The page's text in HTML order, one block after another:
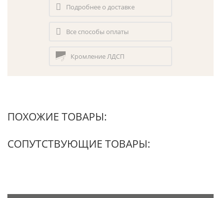
Подробнее о доставке
Все способы оплаты
Кромление ЛДСП
ПОХОЖИЕ ТОВАРЫ:
СОПУТСТВУЮЩИЕ ТОВАРЫ: